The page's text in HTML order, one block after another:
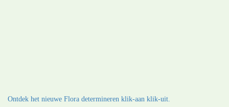
Ontdek het nieuwe Flora determineren klik-aan klik-uit.